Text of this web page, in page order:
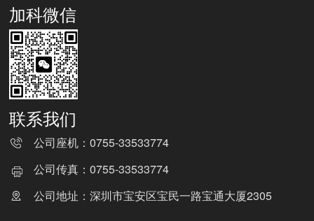
加科微信
联系我们
公司座机：0755-33533774
公司传真：0755-33533774
公司地址：深圳市宝安区宝民一路宝通大厦2305